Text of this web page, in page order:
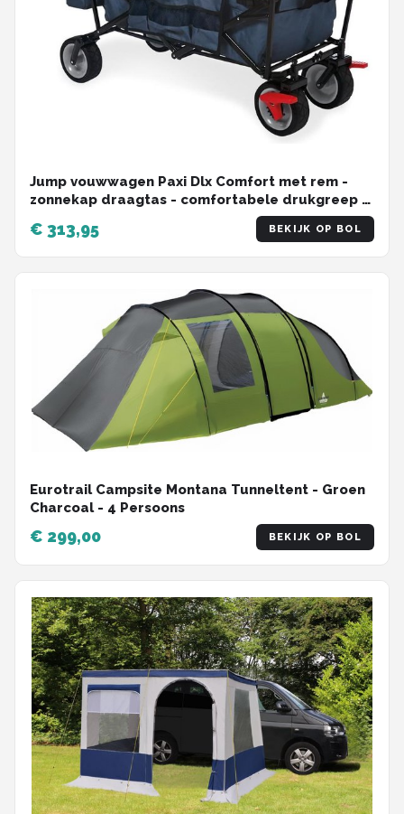
Jump vouwwagen Paxi Dlx Comfort met rem -
zonnekap draagtas - comfortabele drukgreep -
€ 313,95 BEKIJK OP BOL
Eurotrail Campsite Montana Tunneltent - Groen
Charcoal - 4 Persoons
€ 299,00 BEKIJK OP BOL